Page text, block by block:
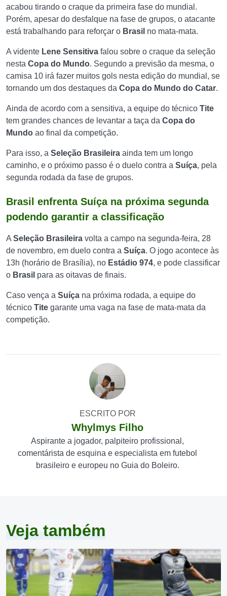
acabou tirando o craque da primeira fase do mundial.
Porém, apesar do desfalque na fase de grupos, o atacante
está trabalhando para reforçar o Brasil no mata-mata.
A vidente Lene Sensitiva falou sobre o craque da seleção
nesta Copa do Mundo. Segundo a previsão da mesma, o
camisa 10 irá fazer muitos gols nesta edição do mundial, se
tornando um dos destaques da Copa do Mundo do Catar.
Ainda de acordo com a sensitiva, a equipe do técnico Tite
tem grandes chances de levantar a taça da Copa do
Mundo ao final da competição.
Para isso, a Seleção Brasileira ainda tem um longo
caminho, e o próximo passo é o duelo contra a Suíça, pela
segunda rodada da fase de grupos.
Brasil enfrenta Suíça na próxima segunda
podendo garantir a classificação
A Seleção Brasileira volta a campo na segunda-feira, 28
de novembro, em duelo contra a Suíça. O jogo acontece às
13h (horário de Brasília), no Estádio 974, e pode classificar
o Brasil para as oitavas de finais.
Caso vença a Suíça na próxima rodada, a equipe do
técnico Tite garante uma vaga na fase de mata-mata da
competição.
ESCRITO POR
Whylmys Filho
Aspirante a jogador, palpiteiro profissional,
comentárista de esquina e especialista em futebol
brasileiro e europeu no Guia do Boleiro.
Veja também